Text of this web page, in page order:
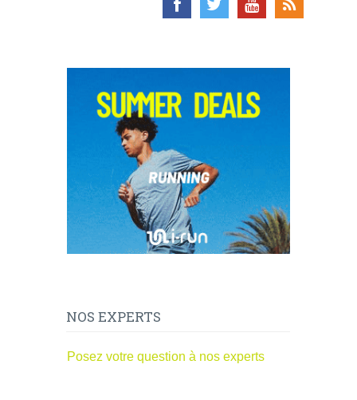
NOS EXPERTS
Posez votre question à nos experts